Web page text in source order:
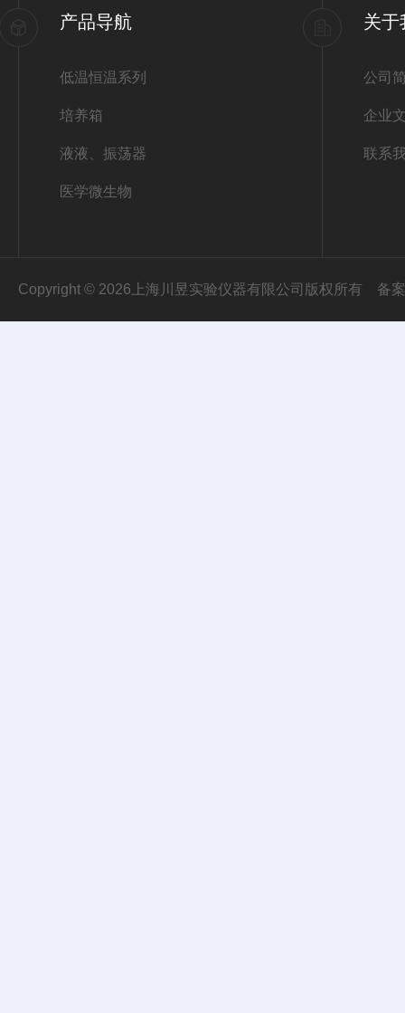
产品导航
低温恒温系列
培养箱
液液、振荡器
医学微生物
关于
公司
企业
联系
Copyright © 2026上海川昱实验仪器有限公司版权所有 备